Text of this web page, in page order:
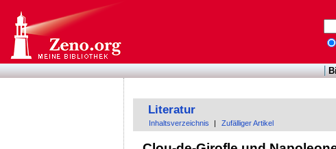
Literatur
Inhaltsverzeichnis Zufälliger Artikel